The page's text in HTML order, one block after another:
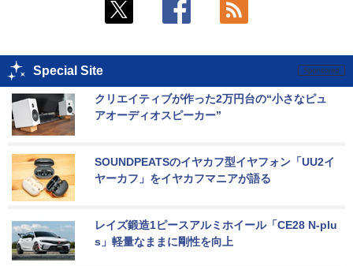
Special Site
クリエイティブが作った2万円台の“小さなピュ
アオーディオスピーカー”
SOUNDPEATSのイヤカフ型イヤフォン「UU2イ
ヤーカフ」をイヤカフマニアが語る
レイズ鍛造1ピースアルミホイール「CE28 N-plu
s」軽量なままに剛性を向上